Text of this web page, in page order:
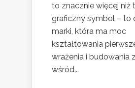
to znacznie więcej niż
graficzny symbol – to
marki, która ma moc
kształtowania
wrażenia i budowania
wśród...